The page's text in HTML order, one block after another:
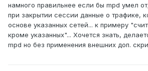
намного правильнее если бы mpd умел
при закрытии сессии данные о трафике,
основе указанных сетей... к примеру
кроме указанных"... Хочется знать,
mpd но без применения внешних доп.